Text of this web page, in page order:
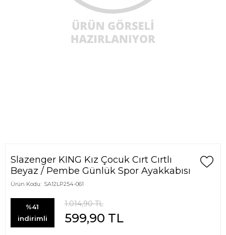
Slazenger KING Kız Çocuk Cırt Cırtlı
Beyaz / Pembe Günlük Spor Ayakkabısı
Ürün Kodu: SA12LP254-061
%41
indirimli
1.014,90TL
599,90 TL